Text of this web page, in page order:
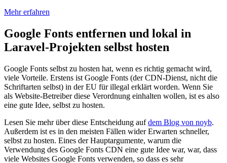
Mehr erfahren
Google Fonts entfernen und lokal in
Laravel-Projekten selbst hosten
Google Fonts selbst zu hosten hat, wenn es richtig gemacht wird,
viele Vorteile. Erstens ist Google Fonts (der CDN-Dienst, nicht die
Schriftarten selbst) in der EU für illegal erklärt worden. Wenn Sie
als Website-Betreiber diese Verordnung einhalten wollen, ist es also
eine gute Idee, selbst zu hosten.
Lesen Sie mehr über diese Entscheidung aufdem Blog von noyb.
Außerdem ist es in den meisten Fällen wider Erwarten schneller,
selbst zu hosten. Eines der Hauptargumente, warum die
Verwendung des Google Fonts CDN eine gute Idee war, war, dass
viele Websites Google Fonts verwenden, so dass es sehr